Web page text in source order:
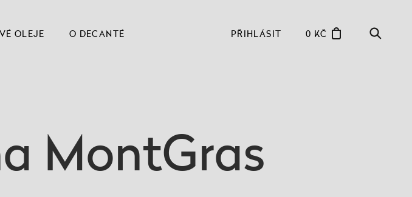
OLEJE O DECANTÉ PŘIHLÁSIT 0 KČ
MontGras